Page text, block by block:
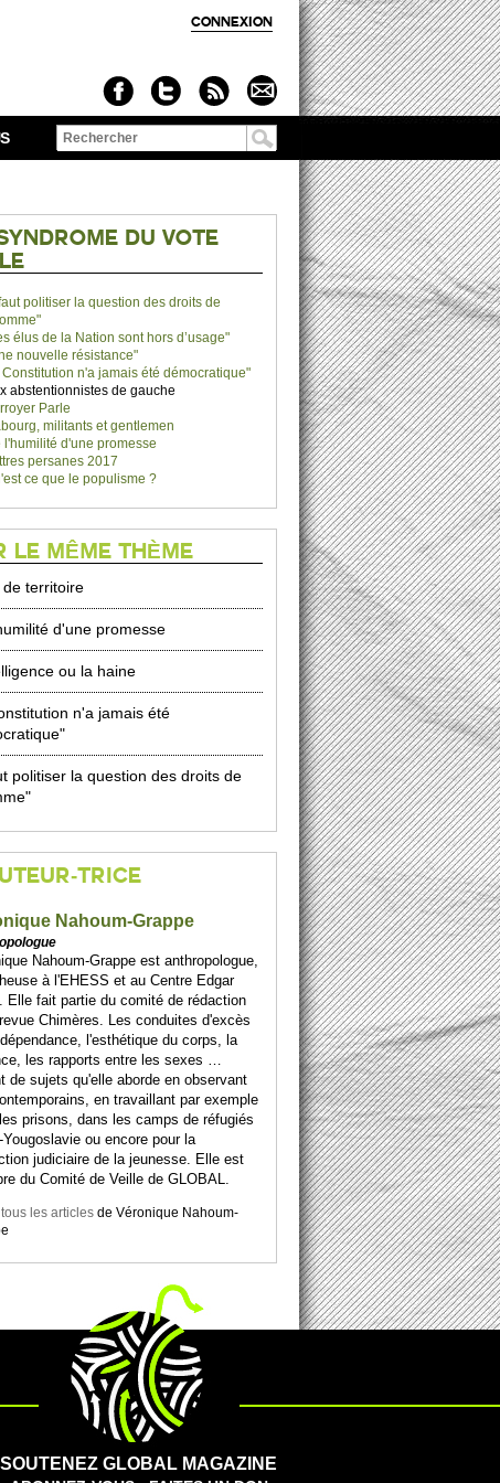
CONNEXION
Formulaire de
SYNDROME DU VOTE
politiser la question des droits de
élus de la Nation sont hors d’usage"
nouvelle résistance"
Constitution n'a jamais été démocratique"
abstentionnistes de gauche
Parle
militants et gentlemen
l'humilité d'une promesse
persanes 2017
ce que le populisme ?
LE MÊME THÈME
de territoire
d'une promesse
ou la haine
n'a jamais été
politiser la question des droits de
TRICE
Nahoum-Grappe
Nahoum-Grappe est anthropologue,
à l'EHESS et au Centre Edgar
Elle fait partie du comité de rédaction
Chimères. Les conduites d'excès
l'esthétique du corps, la
les rapports entre les sexes …
de sujets qu'elle aborde en observant
en travaillant par exemple
prisons, dans les camps de réfugiés
Yougoslavie ou encore pour la
judiciaire de la jeunesse. Elle est
du Comité de Veille de GLOBAL.
les articles deVéronique Nahoum-
SOUTENEZ GLOBAL MAGAZINE